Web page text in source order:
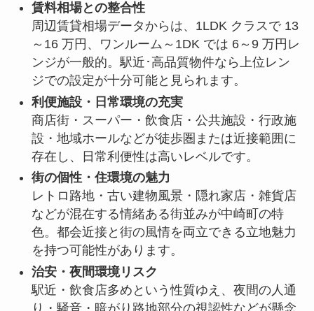
賃料相場との整合性
周辺賃貸相場データからは、1LDK クラスで 13
～16 万円、ワンルーム～1DK では 6～9 万円レ
ンジが一般的。駅近･高品質物件なら上位レン
ジでの設定が十分可能と見られます。
利便施設・日常環境の充実
商店街・スーパー・飲食店・公共施設・行政施
設・地域ホールなどが徒歩圏または近接範囲に
存在し、日常利便性は高いレベルです。
街の個性・住環境の魅力
レトロ路地・古い建物風景・隠れ家店・雑貨店
などが混在する情緒ある街並みが中崎町の特
色。都会近接と街の風情を両立できる立地魅力
を持つ可能性があります。
治安・夜間環境リスク
駅近・飲食店多めという性質ゆえ、夜間の人通
り・騒音・暗がり路地部分の視認性などが懸念